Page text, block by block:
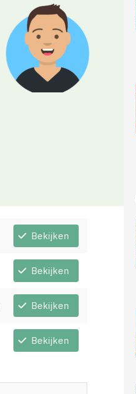
Bekijken
Bekijken
Bekijken
Bekijken